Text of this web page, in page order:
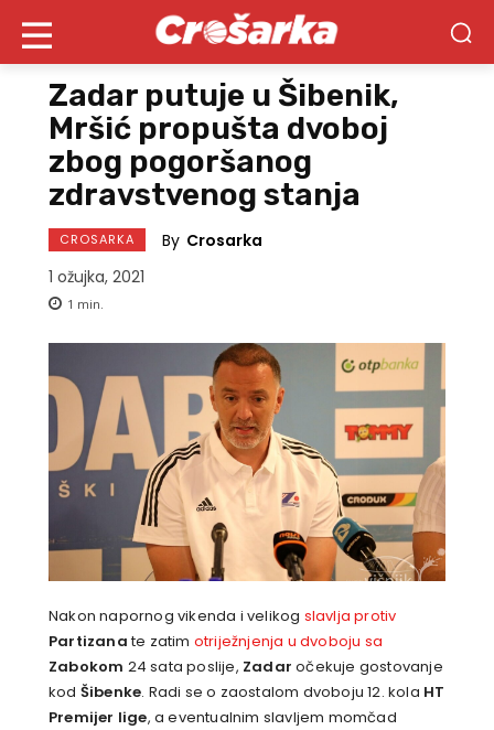
Zadar putuje u Šibenik,
Mršić propušta dvoboj
zbog pogoršanog
zdravstvenog stanja
CROSARKA By Crosarka
1 ožujka, 2021
1 min.
Nakon napornog vikenda i velikog slavlja protiv
Partizanate zatim otriježnjenja u dvoboju sa
Zabokom 24 sata poslije, Zadaročekuje gostovanje
kod Šibenke. Radi se o zaostalom dvoboju 12. kola HT
Premijer lige, a eventualnim slavljem momčad